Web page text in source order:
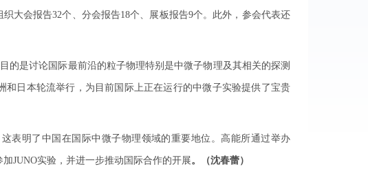
大会报告32个、分会报告18个、展板报告9个。此外，参会代表还
是讨论国际最前沿的粒子物理特别是中微子物理及其相关的探测
和日本轮流举行，为目前国际上正在运行的中微子实验提供了宝贵
明了中国在国际中微子物理领域的重要地位。高能所通过举办
JUNO实验，并进一步推动国际合作的开展。（沈春蕾）